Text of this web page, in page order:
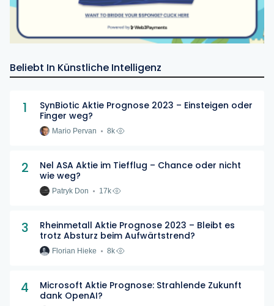
Beliebt In Künstliche Intelligenz
1
SynBiotic Aktie Prognose 2023 – Einsteigen oder
Finger weg?
Mario Pervan 8k
2
Nel ASA Aktie im Tiefflug – Chance oder nicht
wie weg?
Patryk Don 17k
3
Rheinmetall Aktie Prognose 2023 – Bleibt es
trotz Absturz beim Aufwärtstrend?
Florian Hieke 8k
4
Microsoft Aktie Prognose: Strahlende Zukunft
dank OpenAI?